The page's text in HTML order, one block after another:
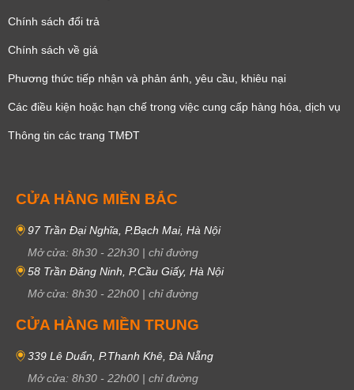
Chính sách đổi trả
Chính sách về giá
Phương thức tiếp nhận và phản ánh, yêu cầu, khiêu nại
Các điều kiện hoặc hạn chế trong việc cung cấp hàng hóa, dịch vụ
Thông tin các trang TMĐT
CỬA HÀNG MIỀN BẮC
97 Trần Đại Nghĩa, P.Bạch Mai, Hà Nội
Mở cửa: 8h30 - 22h30 | chỉ đường
58 Trần Đăng Ninh, P.Cầu Giấy, Hà Nội
Mở cửa: 8h30 - 22h00 | chỉ đường
CỬA HÀNG MIỀN TRUNG
339 Lê Duẩn, P.Thanh Khê, Đà Nẵng
Mở cửa: 8h30 - 22h00 | chỉ đường